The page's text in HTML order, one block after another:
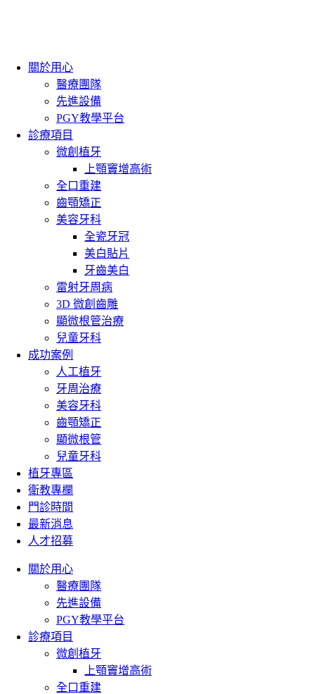
關於用心
醫療團隊
先進設備
PGY教學平台
診療項目
微創植牙
上顎竇增高術
全口重建
齒顎矯正
美容牙科
全瓷牙冠
美白貼片
牙齒美白
雷射牙周病
3D 微創齒雕
顯微根管治療
兒童牙科
成功案例
人工植牙
牙周治療
美容牙科
齒顎矯正
顯微根管
兒童牙科
植牙專區
衛教專欄
門診時間
最新消息
人才招募
關於用心
醫療團隊
先進設備
PGY教學平台
診療項目
微創植牙
上顎竇增高術
全口重建